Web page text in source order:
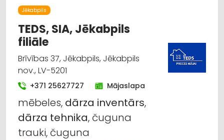
Jēkabpils
TEDS, SIA, Jēkabpils
filiāle
Brīvības 37, Jēkabpils, Jēkabpils
nov., LV-5201
+371 25627727 Mājaslapa
mēbeles, dārza inventārs,
dārza tehnika, čuguna
trauki, čuguna